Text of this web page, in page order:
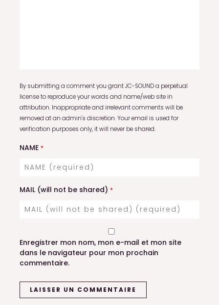
By submitting a comment you grant JC-SOUND a perpetual
license to reproduce your words and name/web site in
attribution. Inappropriate and irrelevant comments will be
removed at an admin's discretion. Your email is used for
verification purposes only, it will never be shared.
NAME *
MAIL (will not be shared) *
Enregistrer mon nom, mon e-mail et mon site
dans le navigateur pour mon prochain
commentaire.